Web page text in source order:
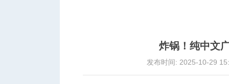
炸锅！纯中文
发布时间: 2025-10-29